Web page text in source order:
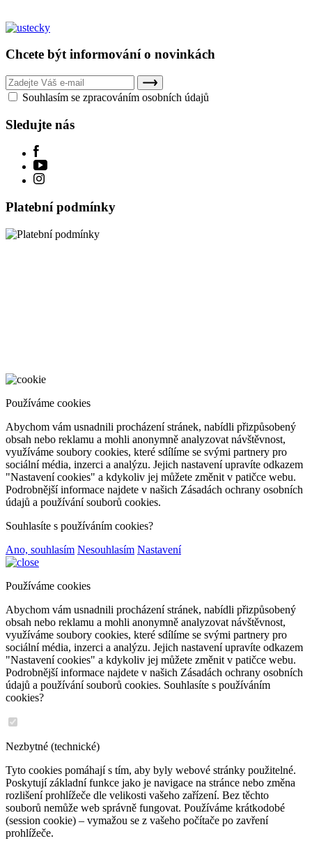
Chcete být informování o novinkách
Souhlasím se zpracováním osobních údajů
Sledujte nás
Platební podmínky
Používáme cookies
Abychom vám usnadnili procházení stránek, nabídli přizpůsobený
obsah nebo reklamu a mohli anonymně analyzovat návštěvnost,
využíváme soubory cookies, které sdílíme se svými partnery pro
sociální média, inzerci a analýzu. Jejich nastavení upravíte odkazem
"Nastavení cookies" a kdykoliv jej můžete změnit v patičce webu.
Podrobnější informace najdete v našich Zásadách ochrany osobních
údajů a používání souborů cookies.
Souhlasíte s používáním cookies?
Ano, souhlasím Nesouhlasím Nastavení
Používáme cookies
Abychom vám usnadnili procházení stránek, nabídli přizpůsobený
obsah nebo reklamu a mohli anonymně analyzovat návštěvnost,
využíváme soubory cookies, které sdílíme se svými partnery pro
sociální média, inzerci a analýzu. Jejich nastavení upravíte odkazem
"Nastavení cookies" a kdykoliv jej můžete změnit v patičce webu.
Podrobnější informace najdete v našich Zásadách ochrany osobních
údajů a používání souborů cookies. Souhlasíte s používáním
cookies?
Nezbytné (technické)
Tyto cookies pomáhají s tím, aby byly webové stránky použitelné.
Poskytují základní funkce jako je navigace na stránce nebo změna
rozlišení prohlížeče dle velikosti vašeho zařízení. Bez těchto
souborů nemůže web správně fungovat. Používáme krátkodobé
(session cookie) – vymažou se z vašeho počítače po zavření
prohlížeče.